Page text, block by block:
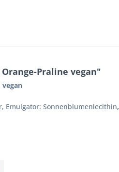
Praline vegan"
vegan
Emulgator: Sonnenblumenlecithin,